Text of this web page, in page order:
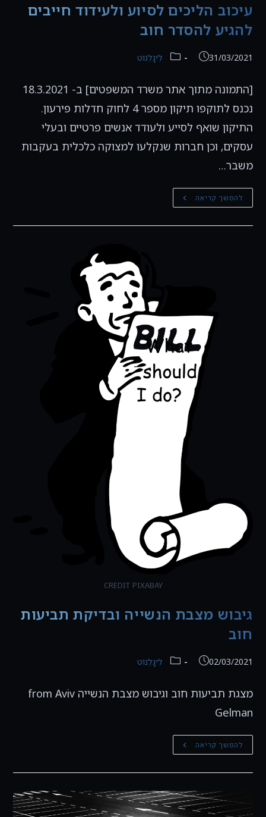
עיכוב הליכים לסיוע ולעידוד חייבים
להגיע להסדר חוב
פורסם:
31/03/2021 קטגוריה:לִיגָלְנוֹט
[התמונה מתוך אתר משרד המשפטים] ב- 18.3.2021
נכנס לתוקפו תיקון מספר 4 לחוק חדלות פירעון.
התיקון שואף לסייע ולעודד אנשים פרטיים ובעלי
עסקים, וכן חברות שנקלעו למצוקה כלכלית בעקבות
משבר…
להמשך קריאה תיקון
מספר
חוב
CREDIT PIXABAY
גיבוש מצבת הנשייה ובדיקת תביעות
חוב
פורסם:
02/03/2021 קטגוריה:לִיגָלְנוֹט
מצגת תביעות חוב וגיבוש מצבת הנשייה from Aviv
Gelman
להמשך קריאה גיבוש
מצבת